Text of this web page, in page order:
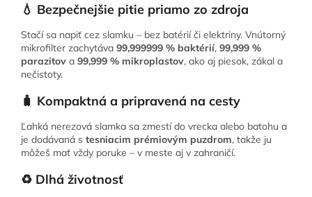
💧 Bezpečnejšie pitie priamo zo zdroja
Stačí sa napiť cez slamku – bez batérií či elektriny. Vnútorný
mikrofilter zachytáva 99,999999 % baktérií, 99,999 %
parazitov a 99,999 % mikroplastov, ako aj piesok, zákal a
nečistoty.
🧳 Kompaktná a pripravená na cesty
Ľahká nerezová slamka sa zmestí do vrecka alebo batohu a
je dodávaná s tesniacim prémiovým puzdrom, takže ju
môžeš mať vždy poruke – v meste aj v zahraničí.
♻️ Dlhá životnosť